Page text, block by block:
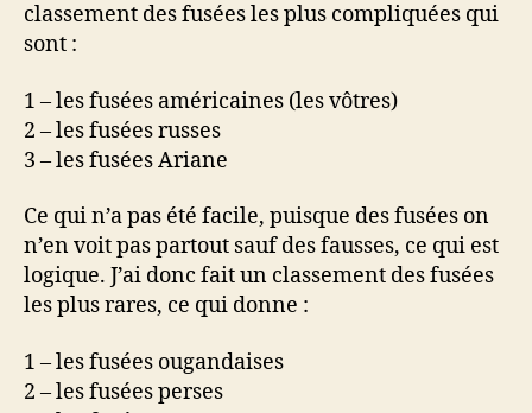
classement des fusées les plus compliquées qui
sont :
1 – les fusées américaines (les vôtres)
2 – les fusées russes
3 – les fusées Ariane
Ce qui n’a pas été facile, puisque des fusées on
n’en voit pas partout sauf des fausses, ce qui est
logique. J’ai donc fait un classement des fusées
les plus rares, ce qui donne :
1 – les fusées ougandaises
2 – les fusées perses